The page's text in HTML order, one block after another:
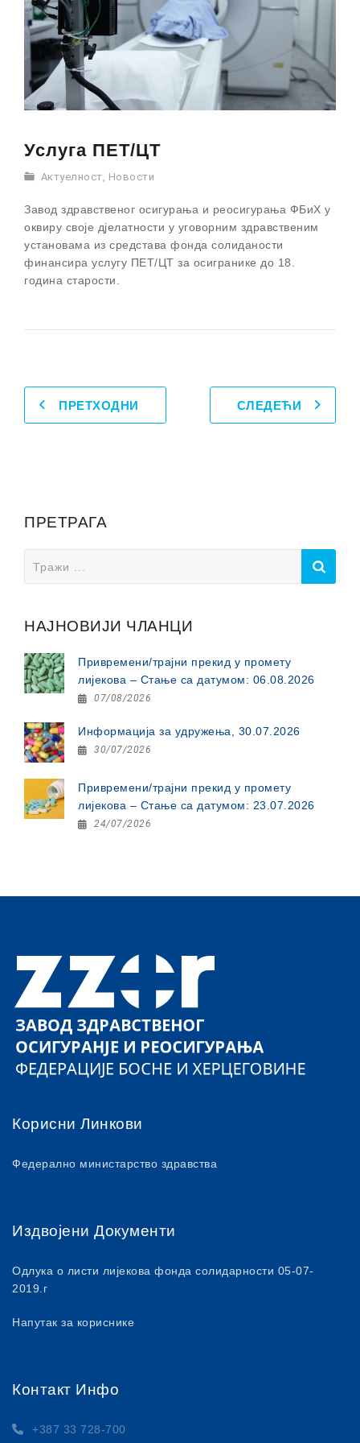
Услуга ПЕТ/ЦТ
Актуелност, Новости
Завод здравственог осигурања и реосигурања ФБиХ у
оквиру своје д‌јелатности у уговорним здравственим
установама из средстава фонда солиданости
финансира услугу ПЕТ/ЦТ за осигранике до 18.
година старости.
ПРЕТХОДНИ СЛЕДЕЋИ
ПРЕТРАГА
for:
НАЈНОВИЈИ ЧЛАНЦИ
Привремени/трајни прекид у промету
лијекова – Стање са датумом: 06.08.2026
07/08/2026
Информација за удружења, 30.07.2026
30/07/2026
Привремени/трајни прекид у промету
лијекова – Стање са датумом: 23.07.2026
24/07/2026
Корисни Линкови
Федерално министарство здравства
Издвојени Документи
Одлука о листи лијекова фонда солидарности 05-07-
2019.г
Напутак за кориснике
Контакт Инфо
+387 33 728-700